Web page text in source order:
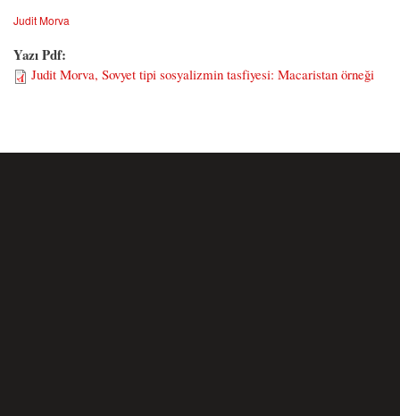
Judit Morva
Yazı Pdf:
Judit Morva, Sovyet tipi sosyalizmin tasfiyesi: Macaristan örneği